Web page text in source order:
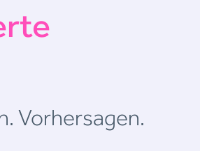
Vorhersagen.